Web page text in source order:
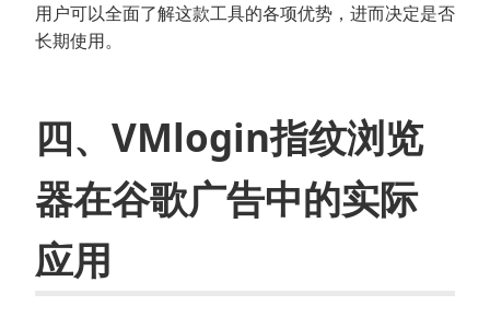
用户可以全面了解这款工具的各项优势，进而决定是否
长期使用。
四、VMlogin指纹浏览
器在谷歌广告中的实际
应用